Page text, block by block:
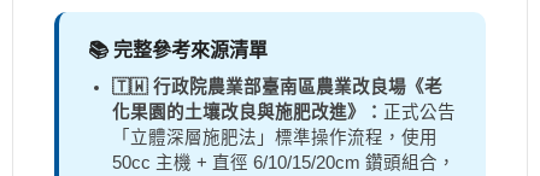
📚 完整參考來源清單
🇹🇼 行政院農業部臺南區農業改良場《老
化果園的土壤改良與施肥改進》： 正式公告
「立體深層施肥法」標準操作流程，使用
50cc 主機 + 直徑 6/10/15/20cm 鑽頭組合，